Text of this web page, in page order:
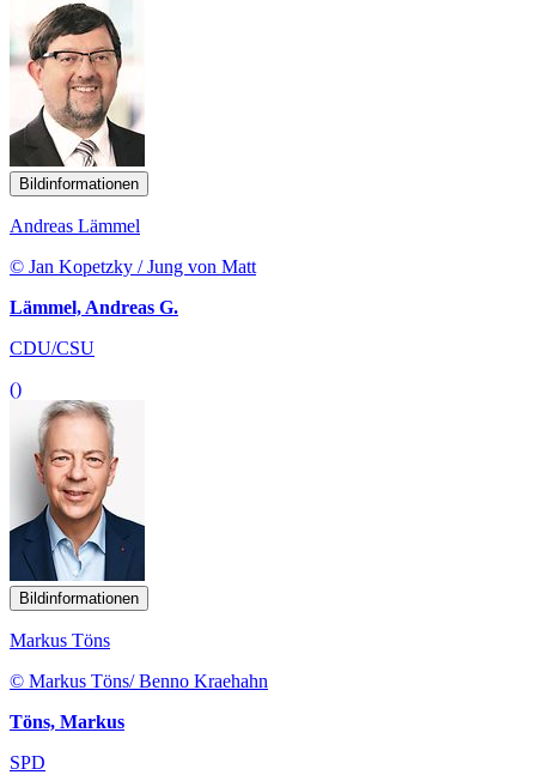
Bildinformationen
Andreas Lämmel
© Jan Kopetzky / Jung von Matt
Lämmel, Andreas G.
CDU/CSU
()
Bildinformationen
Markus Töns
© Markus Töns/ Benno Kraehahn
Töns, Markus
SPD